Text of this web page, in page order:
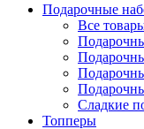
Подарочные
Все
Сладкие
Топперы